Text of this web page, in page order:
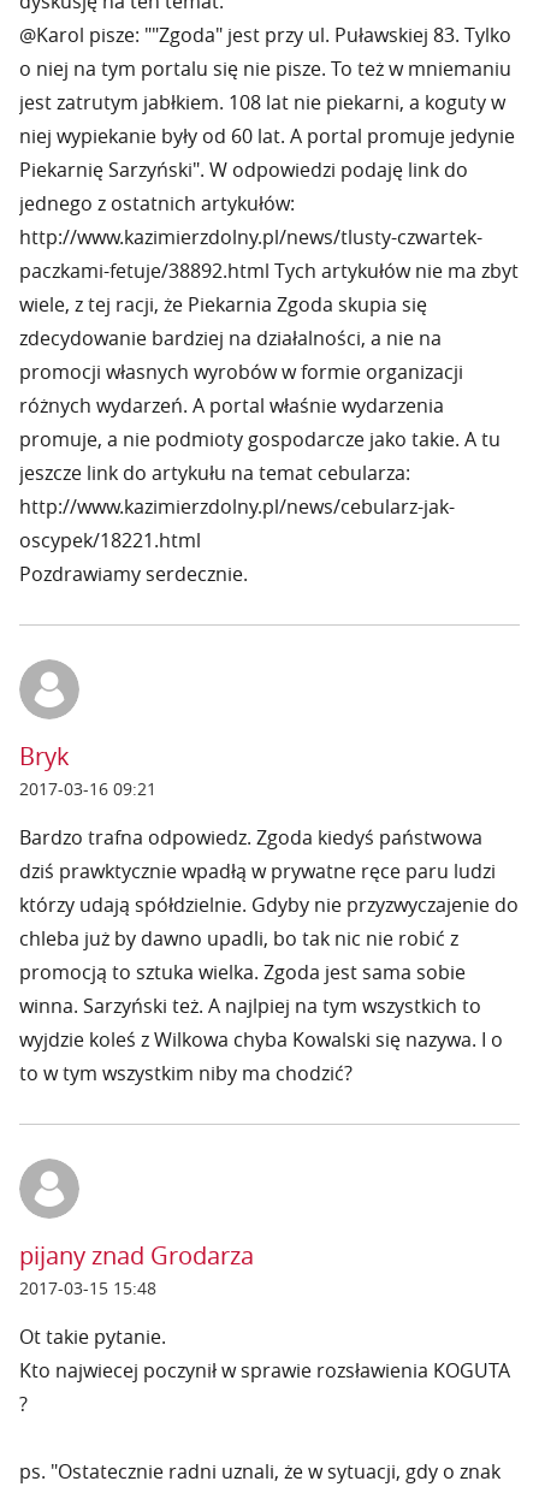
@Karol pisze: ""Zgoda" jest przy ul. Puławskiej 83. Tylko
o niej na tym portalu się nie pisze. To też w mniemaniu
jest zatrutym jabłkiem. 108 lat nie piekarni, a koguty w
niej wypiekanie były od 60 lat. A portal promuje jedynie
Piekarnię Sarzyński". W odpowiedzi podaję link do
jednego z ostatnich artykułów:
http://www.kazimierzdolny.pl/news/tlusty-czwartek-
paczkami-fetuje/38892.html Tych artykułów nie ma zbyt
wiele, z tej racji, że Piekarnia Zgoda skupia się
zdecydowanie bardziej na działalności, a nie na
promocji własnych wyrobów w formie organizacji
różnych wydarzeń. A portal właśnie wydarzenia
promuje, a nie podmioty gospodarcze jako takie. A tu
jeszcze link do artykułu na temat cebularza:
http://www.kazimierzdolny.pl/news/cebularz-jak-
oscypek/18221.html
Pozdrawiamy serdecznie.
Bryk
2017-03-16 09:21
Bardzo trafna odpowiedz. Zgoda kiedyś państwowa
dziś prawktycznie wpadłą w prywatne ręce paru ludzi
którzy udają spółdzielnie. Gdyby nie przyzwyczajenie do
chleba już by dawno upadli, bo tak nic nie robić z
promocją to sztuka wielka. Zgoda jest sama sobie
winna. Sarzyński też. A najlpiej na tym wszystkich to
wyjdzie koleś z Wilkowa chyba Kowalski się nazywa. I o
to w tym wszystkim niby ma chodzić?
pijany znad Grodarza
2017-03-15 15:48
Ot takie pytanie.
Kto najwiecej poczynił w sprawie rozsławienia KOGUTA
?
ps. "Ostatecznie radni uznali, że w sytuacji, gdy o znak